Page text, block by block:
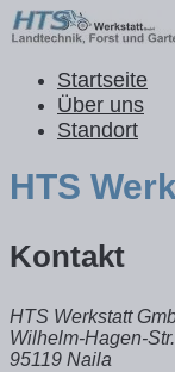
Startseite
Über uns
Standort
HTS
Kontakt
HTS Werkstatt
Wilhelm-Hagen-
95119 Naila